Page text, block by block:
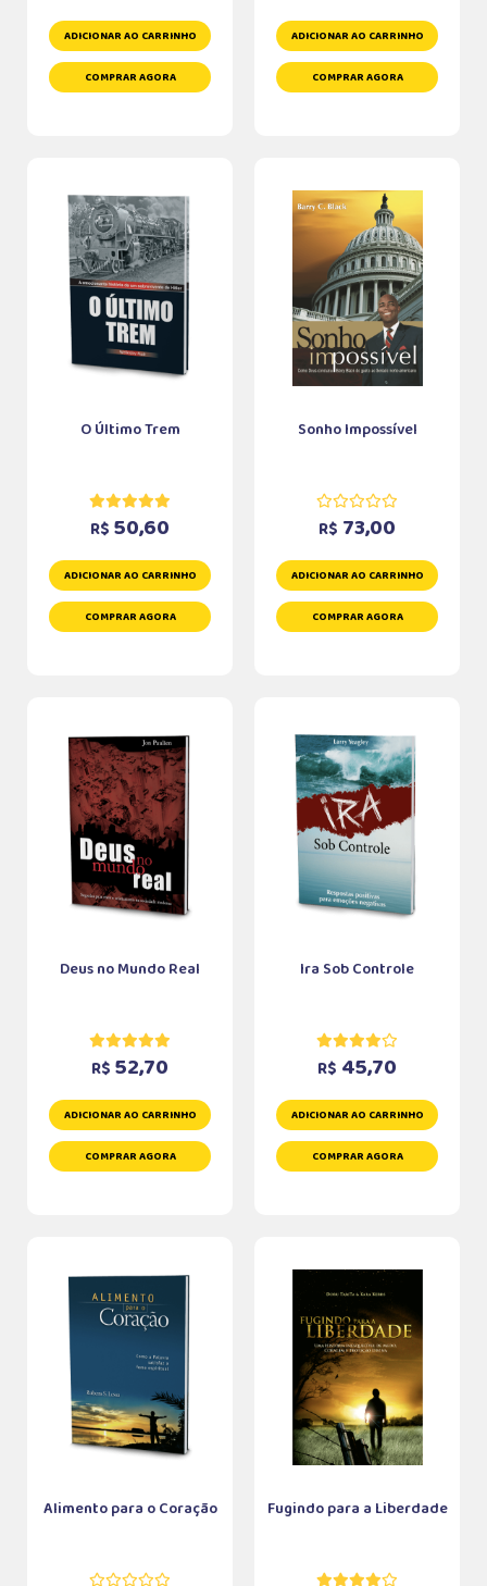
ADICIONAR AO CARRINHO
COMPRAR AGORA
ADICIONAR AO CARRINHO
COMPRAR AGORA
O Último Trem
R$ 50,60
ADICIONAR AO CARRINHO
COMPRAR AGORA
Sonho Impossível
R$ 73,00
ADICIONAR AO CARRINHO
COMPRAR AGORA
Deus no Mundo Real
R$ 52,70
ADICIONAR AO CARRINHO
COMPRAR AGORA
Ira Sob Controle
R$ 45,70
ADICIONAR AO CARRINHO
COMPRAR AGORA
Alimento para o Coração Fugindo para a Liberdade